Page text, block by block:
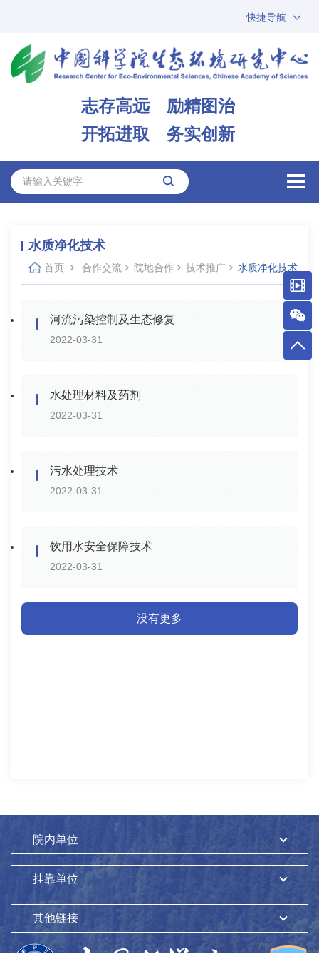
快捷导航
ARP
邮箱
志存高远 励精图治
开拓进取 务实创新
水质净化技术
首页 合作交流 院地合作 技术推广 水质净化技术
河流污染控制及生态修复
2022-03-31
水处理材料及药剂
2022-03-31
污水处理技术
2022-03-31
饮用水安全保障技术
2022-03-31
没有更多
院内单位
挂靠单位
其他链接